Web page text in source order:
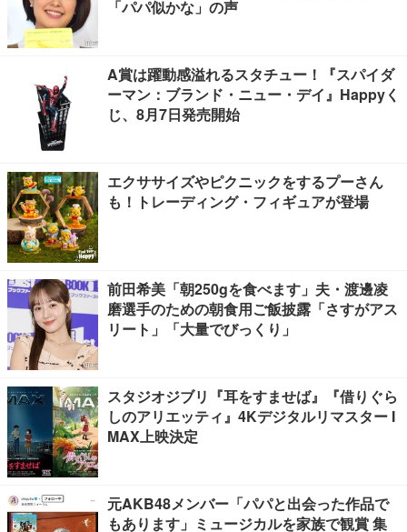
「パパ似かな」の声
A賞は躍動感溢れるスタチュー！『スパイダ
ーマン：ブランド・ニュー・デイ』Happyく
じ、8月7日発売開始
エクササイズやピクニックをするプーさん
も！トレーディング・フィギュアが登場
前田希美「朝250gを食べます」夫・渡邊凌
磨選手のための朝食用ご飯披露「さすがアス
リート」「大量でびっくり」
スタジオジブリ『耳をすませば』『借りぐら
しのアリエッティ』4Kデジタルリマスター I
MAX上映決定
元AKB48メンバー「パパと出会った作品で
もあります」ミュージカルを家族で観賞 集